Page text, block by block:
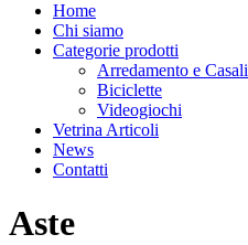
Home
Chi siamo
Categorie prodotti
Arredamento e
Biciclette
Videogiochi
Vetrina Articoli
News
Contatti
Aste